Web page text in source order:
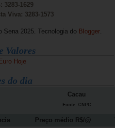
3283-1629
Viva: 3283-1573
Sena 2025. Tecnologia do Blogger.
Valores
Hoje
do dia
Cacau
Fonte: CNPC
Preço médio R$/@